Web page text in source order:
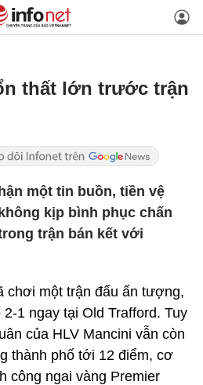
thất lớn trước trận
một tin buồn, tiền vệ
kịp bình phục chấn
trận bán kết với
chơi một trận đấu ấn tượng,
1 ngay tại Old Trafford. Tuy
của HLV Mancini vẫn còn
thành phố tới 12 điểm, cơ
công ngai vàng Premier